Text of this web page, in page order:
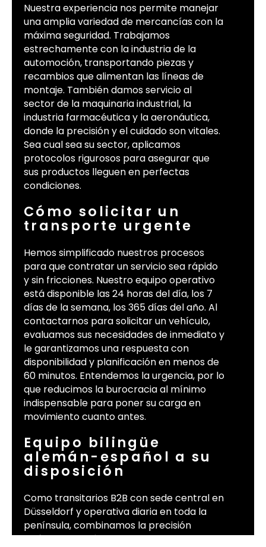
Nuestra experiencia nos permite manejar
una amplia variedad de mercancías con la
máxima seguridad. Trabajamos
estrechamente con la industria de la
automoción, transportando piezas y
recambios que alimentan las líneas de
montaje. También damos servicio al
sector de la maquinaria industrial, la
industria farmacéutica y la aeronáutica,
donde la precisión y el cuidado son vitales.
Sea cual sea su sector, aplicamos
protocolos rigurosos para asegurar que
sus productos lleguen en perfectas
condiciones.
Cómo solicitar un
transporte urgente
Hemos simplificado nuestros procesos
para que contratar un servicio sea rápido
y sin fricciones. Nuestro equipo operativo
está disponible las 24 horas del día, los 7
días de la semana, los 365 días del año. Al
contactarnos para solicitar un vehículo,
evaluamos sus necesidades de inmediato y
le garantizamos una respuesta con
disponibilidad y planificación en menos de
60 minutos. Entendemos la urgencia, por lo
que reducimos la burocracia al mínimo
indispensable para poner su carga en
movimiento cuanto antes.
Equipo bilingüe
alemán-español a su
disposición
Como transitarios B2B con sede central en
Düsseldorf y operativa diaria en toda la
península, combinamos la precisión
logística germánica con un conocimiento